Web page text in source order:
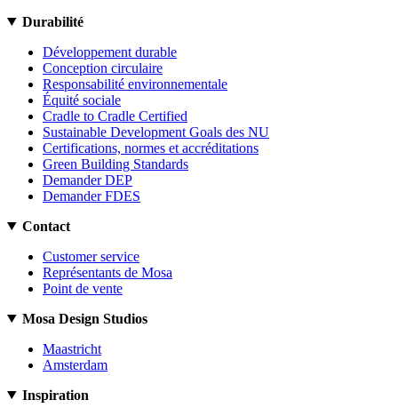
Durabilité
Développement durable
Conception circulaire
Responsabilité environnementale
Équité sociale
Cradle to Cradle Certified
Sustainable Development Goals des NU
Certifications, normes et accréditations
Green Building Standards
Demander DEP
Demander FDES
Contact
Customer service
Représentants de Mosa
Point de vente
Mosa Design Studios
Maastricht
Amsterdam
Inspiration